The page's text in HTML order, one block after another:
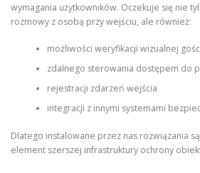
wymagania użytkowników. Oczekuje się nie
rozmowy z osobą przy wejściu, ale również:
możliwości weryfikacji wizualnej
zdalnego sterowania dostępem do
rejestracji zdarzeń wejścia
integracji z innymi systemami
Dlatego instalowane przez nas rozwiązania
element szerszej infrastruktury ochrony